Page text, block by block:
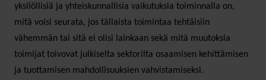
yksilöllisiä ja yhteiskunnallisia vaikutuksia toiminnalla on,
mitä voisi seurata, jos tällaista toimintaa tehtäisiin
vähemmän tai sitä ei olisi lainkaan sekä mitä muutoksia
toimijat toivovat julkiselta sektorilta osaamisen kehittämisen
ja tuottamisen mahdollisuuksien vahvistamiseksi.